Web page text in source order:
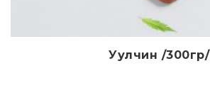
ДэлгэрэнгүйУулчин /300гр/